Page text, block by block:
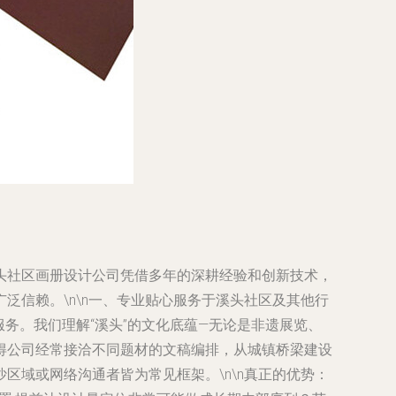
区画册设计公司凭借多年的深耕经验和创新技术，
泛信赖。\n\n一、专业贴心服务于溪头社区及其他行
。我们理解“溪头”的文化底蕴—无论是非遗展览、
司经常接洽不同题材的文稿编排，从城镇桥梁建设
域或网络沟通者皆为常见框架。\n\n真正的优势：